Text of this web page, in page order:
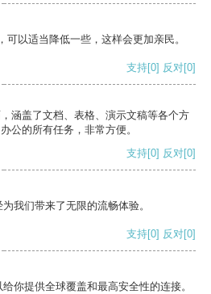
以适当降低一些，这样会更加亲民。
支持[0] 反对[0]
涵盖了文档、表格、演示文稿等各个方
公的所有任务，非常方便。
支持[0] 反对[0]
我们带来了无限的流畅体验。
支持[0] 反对[0]
你提供全球覆盖和最高安全性的连接。